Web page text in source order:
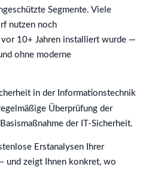
Segmente. Viele
nutzen noch
10+ Jahren installiert wurde —
ohne moderne
in der Informationstechnik
Überprüfung der
der IT-Sicherheit.
Erstanalysen Ihrer
und zeigt Ihnen konkret, wo